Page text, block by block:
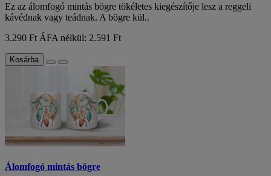
Ez az álomfogó mintás bögre tökéletes kiegészítője lesz a reggeli
kávédnak vagy teádnak. A bögre kül..
3.290 Ft ÁFA nélkül: 2.591 Ft
Kosárba
Álomfogó mintás bögre